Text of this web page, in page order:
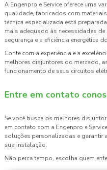
A Engenpro e Service oferece uma
qualidade, fabricados com
técnica especializada está
mais adequado às necessidades
segurança e a eficiência energética
Conte com a experiência e a
melhores disjuntores do mercado,
funcionamento de seus circuitos
Entre em contato
Se você busca os melhores
em contato com a Engenpro e
soluções personalizadas e garantir
sua instalação.
Não perca tempo, escolha quem